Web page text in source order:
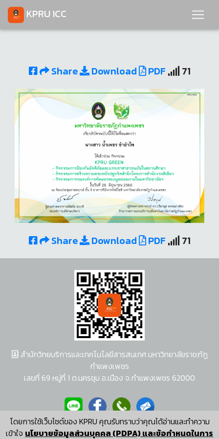
KPRU ICC
Share Download PDF 71
Share Download PDF 71
โดยการใช้เว็บไซต์ของ KPRU คุณรับทราบว่าคุณได้อ่านและทำความ
เข้าใจ นโยบายข้อมูลส่วนบุคคล (PDPA) และข้อกำหนดในการ
สำนักวิทยบริการและเทคโนโลยีสารสนเทศ มหาวิทยาลัยราชภัฏ
กำแพงเพชร
เลขที่ 69 หมู่ที่ 1 ต.นครชุม อ.เมือง จ.กำแพงเพชร 62000
ผู้พัฒนาระบบ อนุชา พวงผกา